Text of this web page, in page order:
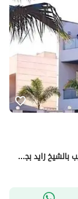
بنتهاوس بروف " استلام فوري " يطل علي اللاند سكيب بالشيخ زايد بجوار نيو جيزة